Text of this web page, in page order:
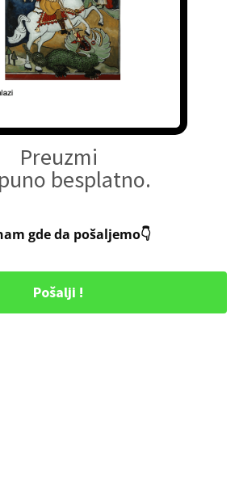
Preuzmi
besplatno.
gde da pošaljemo👇
Pošalji !